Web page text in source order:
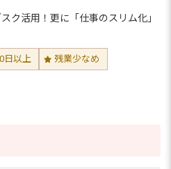
日以上 残業少なめ
ク活用！更に「仕事のスリム化」